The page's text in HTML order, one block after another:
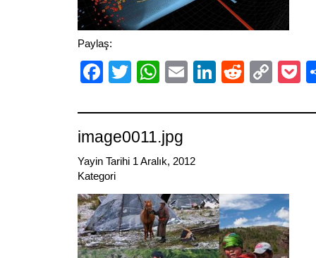
Paylaş:
Facebook
TwitterWhatsApp
EmailLinkedIn
Reddit
image0011.jpg
Yayin Tarihi 1 Aralık, 2012
Kategori